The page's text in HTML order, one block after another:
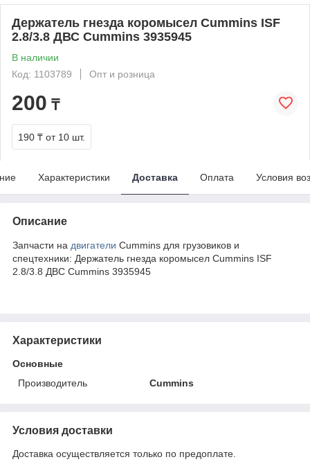
Держатель гнезда коромысел Cummins ISF
2.8/3.8 ДВС Cummins 3935945
В наличии
Код: 1103789
Опт и розница
200 ₸
190 ₸ от 10 шт.
Характеристики Доставка Оплата Условия
Описание
Запчасти на двигатели Cummins для грузовиков и
спецтехники: Держатель гнезда коромысел Cummins ISF
2.8/3.8 ДВС Cummins 3935945
Характеристики
Основные
Производитель
Cummins
Условия доставки
Доставка осуществляется только по предоплате.